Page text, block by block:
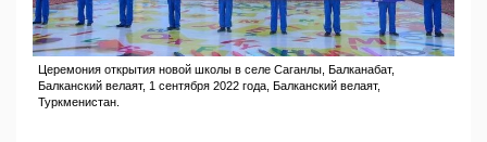
Церемония открытия новой школы в селе Саганлы, Балканабат,
Балканский велаят, 1 сентября 2022 года, Балканский велаят,
Туркменистан.